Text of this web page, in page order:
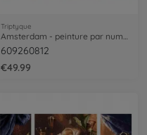
Triptyque
Amsterdam - peinture par numéros
609260812
€49.99